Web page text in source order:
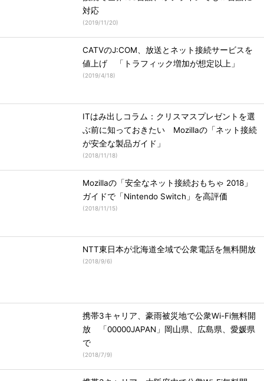
対応
(2019/11/20)
CATVのJ:COM、放送とネット接続サービスを
値上げ 「トラフィック増加が想定以上」
(2019/4/18)
ITはみ出しコラム：クリスマスプレゼントを選
ぶ前に知っておきたい Mozillaの「ネット接続
が安全な製品ガイド」
(2018/11/18)
Mozillaの「安全なネット接続おもちゃ 2018」
ガイドで「Nintendo Switch」を高評価
(2018/11/15)
NTT東日本が北海道全域で公衆電話を無料開放
(2018/9/6)
携帯3キャリア、豪雨被災地で公衆Wi-Fi無料開
放 「00000JAPAN」岡山県、広島県、愛媛県
で
(2018/7/9)